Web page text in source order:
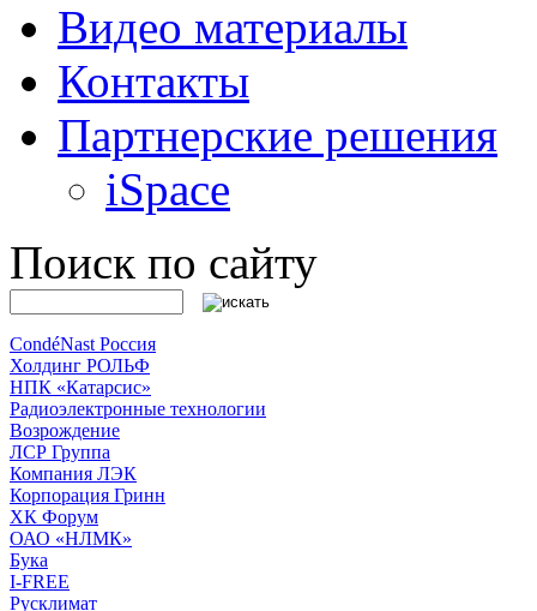
Видео материалы
Контакты
Партнерские решения
iSpace
Поиск по сайту
CondéNast Россия
Холдинг РОЛЬФ
НПК «Катарсис»
Радиоэлектронные технологии
Возрождение
ЛСР Группа
Компания ЛЭК
Корпорация Гринн
ХК Форум
ОАО «НЛМК»
Бука
I-FREE
Русклимат